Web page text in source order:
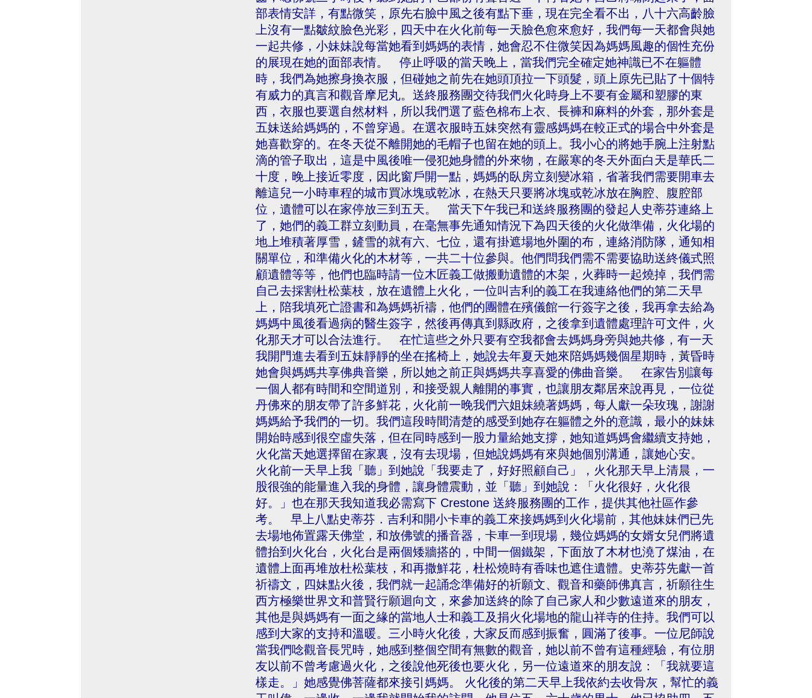
部表情安詳，有點微笑，原先右臉中風之後有點下垂，現在完全看不出，八十六高齡臉
上沒有一點皺紋臉色光彩，四天中在火化前每一天臉色愈來愈好，我們每一天都會與她
一起共修，小妹妹說每當她看到媽媽的表情，她會忍不住微笑因為媽媽風趣的個性充份
的展現在她的面部表情。 停止呼吸的當天晚上，當我們完全確定她神識已不在軀體
時，我們為她擦身換衣服，但碰她之前先在她頭頂拉一下頭髮，頭上原先已貼了十個特
有威力的真言和觀音摩尼丸。送終服務團交待我們火化時身上不要有金屬和塑膠的東
西，衣服也要選自然材料，所以我們選了藍色棉布上衣、長褲和麻料的外套，那外套是
五妹送給媽媽的，不曾穿過。在選衣服時五妹突然有靈感媽媽在較正式的場合中外套是
她喜歡穿的。在冬天從不離開她的毛帽子也留在她的頭上。我小心的將她手腕上注射點
滴的管子取出，這是中風後唯一侵犯她身體的外來物，在嚴寒的冬天外面白天是華氏二
十度，晚上接近零度，因此窗戶開一點，媽媽的臥房立刻變冰箱，省著我們需要開車去
離這兒一小時車程的城市買冰塊或乾冰，在熱天只要將冰塊或乾冰放在胸腔、腹腔部
位，遺體可以在家停放三到五天。 當天下午我已和送終服務團的發起人史蒂芬連絡上
了，她們的義工群立刻動員，在毫無事先通知情況下為四天後的火化做準備，火化場的
地上堆積著厚雪，鏟雪的就有六、七位，還有掛遮場地外圍的布，連絡消防隊，通知相
關單位，和準備火化的木材等，一共二十位參與。他們問我們需不需要協助送終儀式照
顧遺體等等，他們也臨時請一位木匠義工做搬動遺體的木架，火葬時一起燒掉，我們需
自己去採割杜松葉枝，放在遺體上火化，一位叫吉利的義工在我連絡他們的第二天早
上，陪我填死亡證書和為媽媽祈禱，他們的團體在殯儀館一行簽字之後，我再拿去給為
媽媽中風後看過病的醫生簽字，然後再傳真到縣政府，之後拿到遺體處理許可文件，火
化那天才可以合法進行。 在忙這些之外只要有空我都會去媽媽身旁與她共修，有一天
我開門進去看到五妹靜靜的坐在搖椅上，她說去年夏天她來陪媽媽幾個星期時，黃昏時
她會與媽媽共享佛典音樂，所以她之前正與媽媽共享喜愛的佛曲音樂。 在家告別讓每
一個人都有時間和空間道別，和接受親人離開的事實，也讓朋友鄰居來說再見，一位從
丹佛來的朋友帶了許多鮮花，火化前一晚我們六姐妹繞著媽媽，每人獻一朵玫瑰，謝謝
媽媽給予我們的一切。我們這段時間清楚的感受到她存在軀體之外的意識，最小的妹妹
開始時感到很空虛失落，但在同時感到一股力量給她支撐，她知道媽媽會繼續支持她，
火化當天她選擇留在家裏，沒有去現場，但她說媽媽有來與她個別溝通，讓她心安。
火化前一天早上我「聽」到她說「我要走了，好好照顧自己」，火化那天早上清晨，一
股很強的能量進入我的身體，讓身體震動，並「聽」到她說：「火化很好，火化很
好。」也在那天我知道我必需寫下 Crestone 送終服務團的工作，提供其他社區作參
考。 早上八點史蒂芬．吉利和開小卡車的義工來接媽媽到火化場前，其他妹妹們已先
去場地佈置露天佛堂，和放佛號的播音器，卡車一到現場，幾位媽媽的女婿女兒們將遺
體抬到火化台，火化台是兩個矮牆搭的，中間一個鐵架，下面放了木材也澆了煤油，在
遺體上面再堆放杜松葉枝，和再撒鮮花，杜松燒時有香味也遮住遺體。史蒂芬先獻一首
祈禱文，四妹點火後，我們就一起誦念準備好的祈願文、觀音和藥師佛真言，祈願往生
西方極樂世界文和普賢行願迴向文，來參加送終的除了自己家人和少數遠道來的朋友，
其他是與媽媽有一面之緣的當地人士和義工及捐火化場地的龍山祥寺的住持。我們可以
感到大家的支持和溫暖。三小時火化後，大家反而感到振奮，圓滿了後事。一位尼師說
當我們唸觀音長咒時，她感到整個空間有無數的觀音，她以前不曾有這種經驗，有位朋
友以前不曾考慮過火化，之後說他死後也要火化，另一位遠道來的朋友說：「我就要這
樣走。」她感覺佛菩薩都來接引媽媽。 火化後的第二天早上我依約去收骨灰，幫忙的義